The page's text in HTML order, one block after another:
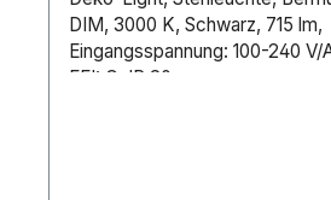
DIM, 3000 K, Schwarz, 715 lm,
Eingangsspannung: 100-240 V/
EEI: G, IP 20